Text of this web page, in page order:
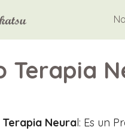
Terapia
Neural: Es un